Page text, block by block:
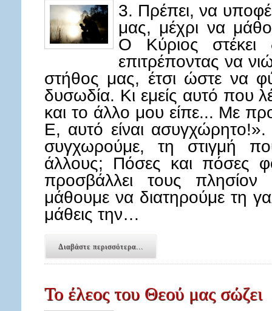
3. Πρέπει, να
μας, μέχρι να
O Κύριος
επιτρέποντας να
στήθος μας, έτσι ώστε να
δυσωδία. Κι εμείς αυτό που
και το άλλο μου είπε... Με
Ε, αυτό είναι
συγχωρούμε, τη στιγμή
άλλους; Πόσες και πόσες
προσβάλλει τους
μάθουμε να διατηρούμε τη
μάθεις την…
Διαβάστε περισσότερα...
Το έλεος του Θεού μας σώζει